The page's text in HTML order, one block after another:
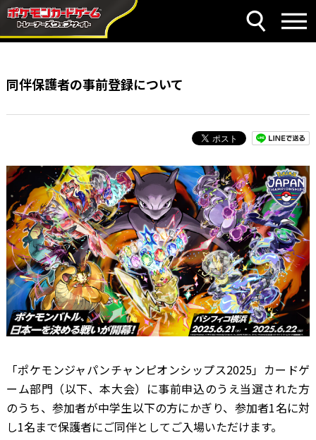
同伴保護者の事前登録について
「ポケモンジャパンチャンピオンシップス2025」カードゲ
ーム部門（以下、本大会）に事前申込のうえ当選された方
のうち、参加者が中学生以下の方にかぎり、参加者1名に対
し1名まで保護者にご同伴としてご入場いただけます。